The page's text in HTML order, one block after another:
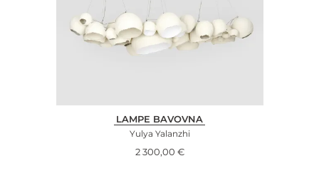
LAMPE BAVOVNA
Yulya Yalanzhi
2 300,00 €